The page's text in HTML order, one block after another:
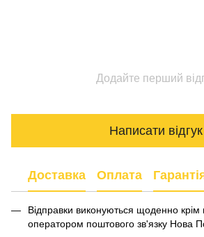
Додайте перший
Написати відгук
Доставка Оплата
Відправки виконуються щоденно крім
оператором поштового зв'язку Нова